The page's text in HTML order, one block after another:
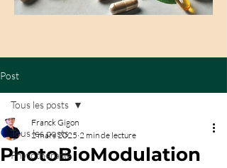
Post
Tous les posts
Phytothérapie
Tous les posts
PhotoBioModulation
Franck Gigon
2 mars 2025 2 min de lecture